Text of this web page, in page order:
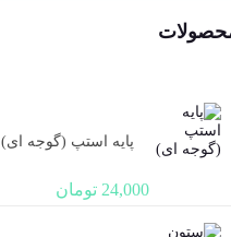
پایه استپ (گوجه ای)
24,000 تومان